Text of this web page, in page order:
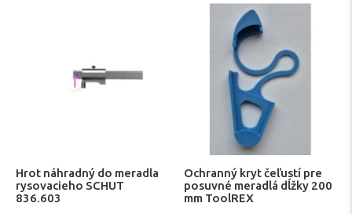
Hrot náhradný do meradla
rysovacieho SCHUT
836.603
Ochranný kryt čeľustí pre
posuvné meradlá dĺžky 200
mm ToolREX